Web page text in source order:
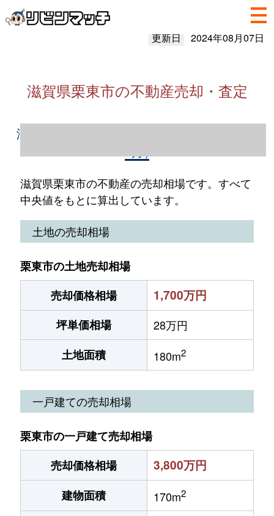
更新日 2024年08月07日
滋賀県栗東市の不動産売却・査定
滋賀県栗東市の不動産売却情報（2023年1～
滋賀県栗東市の不動産の売却相場です。すべて
中央値をもとに算出しています。
土地の売却相場
栗東市の土地売却相場
売却価格相場
1,700万円
坪単価相場
28万円
土地面積
180m2
一戸建ての売却相場
栗東市の一戸建て売却相場
売却価格相場
3,800万円
建物面積 170m2